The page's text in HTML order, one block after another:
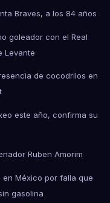
Braves, a los 84 años
goleador con el Real
Levante
de cocodrilos en
este año, confirma su
Ruben Amorim
en México por falla que
gasolina